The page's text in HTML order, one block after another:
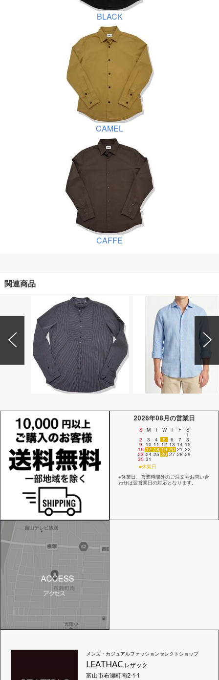
BLACK
CAMEL
CAFFE
関連商品
2026年08月の営業日
S M T W T F S
1
2 3 4 5 6 7 8
9 10 11 12 13 14 15
16 17 18 19 20 21 22
23 24 25 26 27 28 29
30 31
■休業日
※休業日、営業時間外のご注文やお問い合
わせは翌営業日の対応となります。
メンズ・カジュアルファッションセレクトショップ
LEATHACレザック
富山市布瀬町南2-1-1